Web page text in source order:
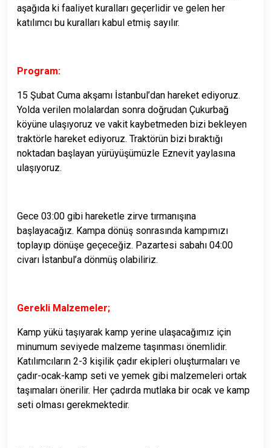
aşağıda ki faaliyet kuralları geçerlidir ve gelen her
katılımcı bu kuralları kabul etmiş sayılır.
Program:
15 Şubat Cuma akşamı İstanbul’dan hareket ediyoruz.
Yolda verilen molalardan sonra doğrudan Çukurbağ
köyüne ulaşıyoruz ve vakit kaybetmeden bizi bekleyen
traktörle hareket ediyoruz. Traktörün bizi bıraktığı
noktadan başlayan yürüyüşümüzle Eznevit yaylasına
ulaşıyoruz.
Gece 03:00 gibi hareketle zirve tırmanışına
başlayacağız. Kampa dönüş sonrasında kampımızı
toplayıp dönüşe geçeceğiz. Pazartesi sabahı 04:00
civarı İstanbul’a dönmüş olabiliriz.
Gerekli Malzemeler;
Kamp yükü taşıyarak kamp yerine ulaşacağımız için
minumum seviyede malzeme taşınması önemlidir.
Katılımcıların 2-3 kişilik çadır ekipleri oluşturmaları ve
çadır-ocak-kamp seti ve yemek gibi malzemeleri ortak
taşımaları önerilir. Her çadırda mutlaka bir ocak ve kamp
seti olması gerekmektedir.